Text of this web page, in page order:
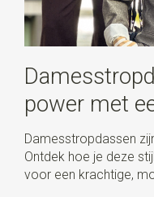
power met
Damesstropdassen
Ontdek hoe je deze
voor een krachtige,